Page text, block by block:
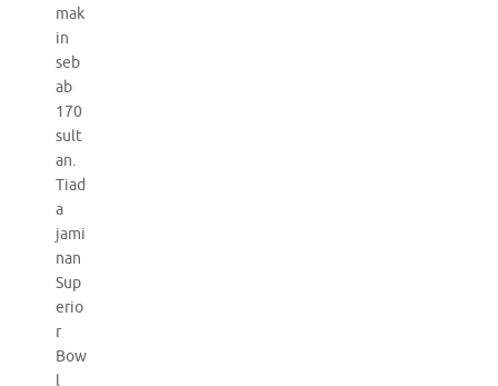
mak
in
seb
ab
170
sult
an.
Tiad
a
jami
nan
Sup
erio
r
Bow
l